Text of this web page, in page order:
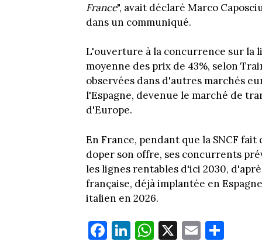
France", avait déclaré Marco
dans un communiqué.
L'ouverture à la concurrence sur la
moyenne des prix de 43%, selon
observées dans d'autres marchés
l'Espagne, devenue le marché de
d'Europe.
En France, pendant que la SNCF
doper son offre, ses concurrents
les lignes rentables d'ici 2030,
française, déjà implantée en
italien en 2026.
Fa Li W X E